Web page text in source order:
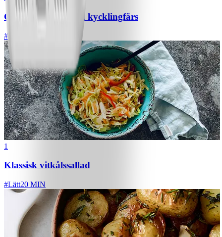
Chili con carne med kycklingfärs
#
1
Klassisk vitkålssallad
#Lätt20 MIN